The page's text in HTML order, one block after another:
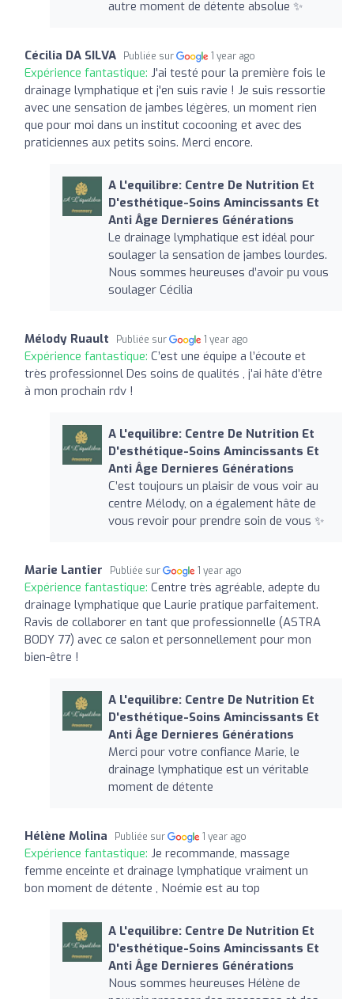
autre moment de détente absolue ✨
Cécilia DA SILVA Publiée sur 1 year ago
Expérience fantastique: J'ai testé pour la première fois le
drainage lymphatique et j'en suis ravie ! Je suis ressortie
avec une sensation de jambes légères, un moment rien
que pour moi dans un institut cocooning et avec des
praticiennes aux petits soins. Merci encore.
A L'equilibre: Centre De Nutrition Et
D'esthétique-Soins Amincissants Et
Anti Âge Dernieres Générations
Le drainage lymphatique est idéal pour
soulager la sensation de jambes lourdes.
Nous sommes heureuses d’avoir pu vous
soulager Cécilia
Mélody Ruault Publiée sur 1 year ago
Expérience fantastique: C’est une équipe a l’écoute et
très professionnel Des soins de qualités , j’ai hâte d’être
à mon prochain rdv !
A L'equilibre: Centre De Nutrition Et
D'esthétique-Soins Amincissants Et
Anti Âge Dernieres Générations
C’est toujours un plaisir de vous voir au
centre Mélody, on a également hâte de
vous revoir pour prendre soin de vous ✨
Marie Lantier Publiée sur 1 year ago
Expérience fantastique: Centre très agréable, adepte du
drainage lymphatique que Laurie pratique parfaitement.
Ravis de collaborer en tant que professionnelle (ASTRA
BODY 77) avec ce salon et personnellement pour mon
bien-être !
A L'equilibre: Centre De Nutrition Et
D'esthétique-Soins Amincissants Et
Anti Âge Dernieres Générations
Merci pour votre confiance Marie, le
drainage lymphatique est un véritable
moment de détente
Hélène Molina Publiée sur 1 year ago
Expérience fantastique: Je recommande, massage
femme enceinte et drainage lymphatique vraiment un
bon moment de détente , Noémie est au top
A L'equilibre: Centre De Nutrition Et
D'esthétique-Soins Amincissants Et
Anti Âge Dernieres Générations
Nous sommes heureuses Hélène de